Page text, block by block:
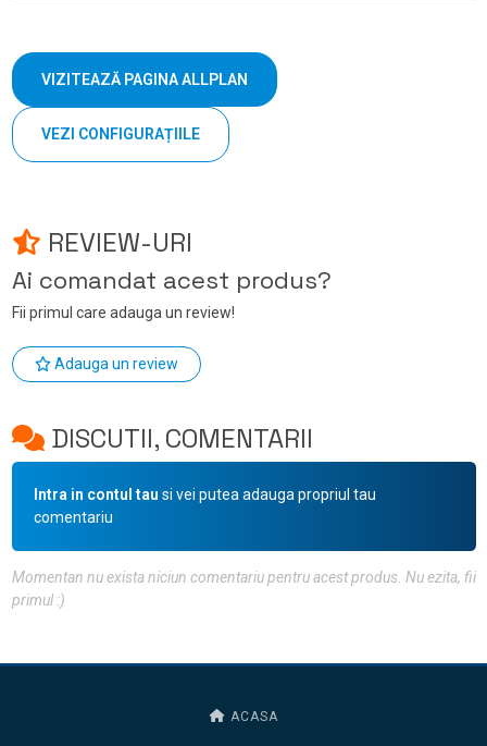
VIZITEAZĂ PAGINA ALLPLAN
VEZI CONFIGURAȚIILE
REVIEW-URI
Ai comandat acest produs?
Fii primul care adauga un review!
Adauga un review
DISCUTII, COMENTARII
Intra in contul tau si vei putea adauga propriul tau
comentariu
Momentan nu exista niciun comentariu pentru acest produs. Nu ezita, fii
primul :)
ACASA